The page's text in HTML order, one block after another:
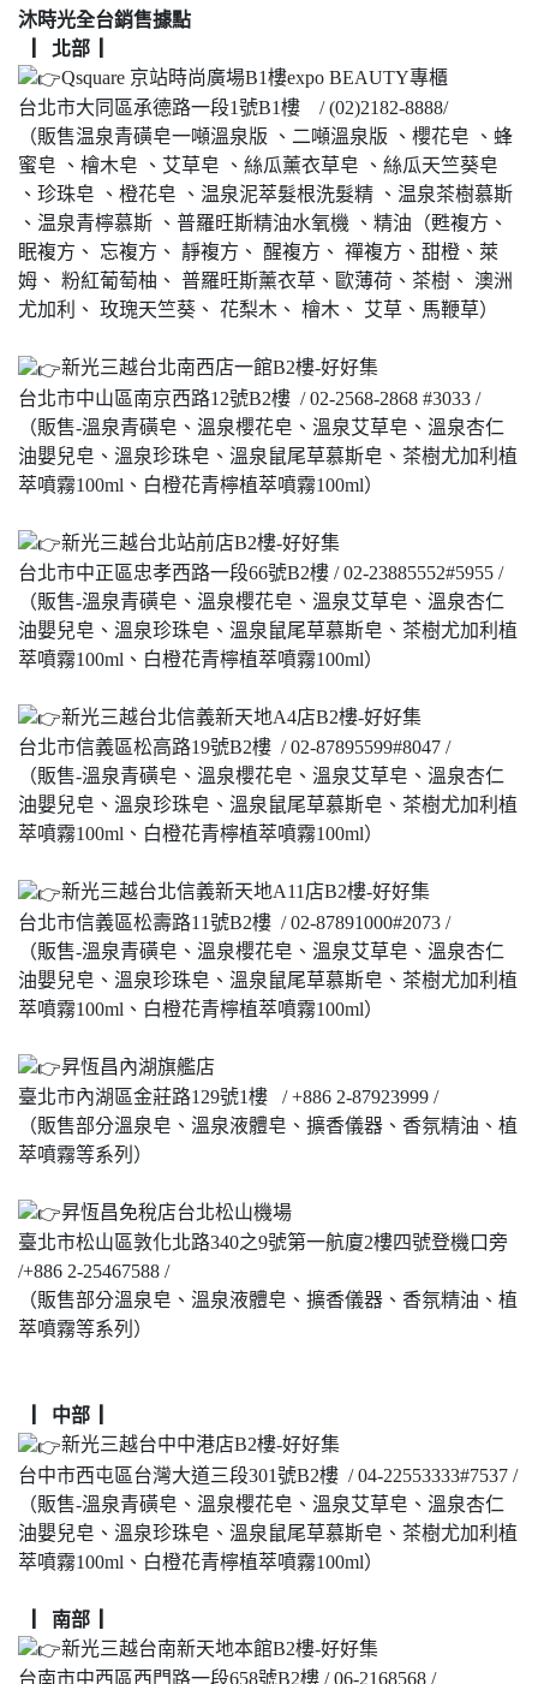
沐時光全台銷售據點
▏北部 ▏
Qsquare 京站時尚廣場B1樓expo BEAUTY專櫃
台北市大同區承德路一段1號B1樓 / (02)2182-8888/
（販售温泉青磺皂一噸溫泉版 、二噸溫泉版 、櫻花皂 、蜂
蜜皂 、檜木皂 、艾草皂 、絲瓜薰衣草皂 、絲瓜天竺葵皂
、珍珠皂 、橙花皂 、温泉泥萃髮根洗髮精 、温泉茶樹慕斯
、温泉青檸慕斯 、普羅旺斯精油水氧機 、精油（甦複方、
眠複方、 忘複方、 靜複方、 醒複方、 禪複方、甜橙、萊
姆、 粉紅葡萄柚、 普羅旺斯薰衣草、歐薄荷、茶樹、 澳洲
尤加利、 玫瑰天竺葵、 花梨木、 檜木、 艾草、馬鞭草）
新光三越台北南西店一館B2樓-好好集
台北市中山區南京西路12號B2樓 / 02-2568-2868 #3033 /
（販售-溫泉青磺皂、溫泉櫻花皂、溫泉艾草皂、溫泉杏仁
油嬰兒皂、溫泉珍珠皂、溫泉鼠尾草慕斯皂、茶樹尤加利植
萃噴霧100ml、白橙花青檸植萃噴霧100ml）
新光三越台北站前店B2樓-好好集
台北市中正區忠孝西路一段66號B2樓 / 02-23885552#5955 /
（販售-溫泉青磺皂、溫泉櫻花皂、溫泉艾草皂、溫泉杏仁
油嬰兒皂、溫泉珍珠皂、溫泉鼠尾草慕斯皂、茶樹尤加利植
萃噴霧100ml、白橙花青檸植萃噴霧100ml）
新光三越台北信義新天地A4店B2樓-好好集
台北市信義區松高路19號B2樓 / 02-87895599#8047 /
（販售-溫泉青磺皂、溫泉櫻花皂、溫泉艾草皂、溫泉杏仁
油嬰兒皂、溫泉珍珠皂、溫泉鼠尾草慕斯皂、茶樹尤加利植
萃噴霧100ml、白橙花青檸植萃噴霧100ml）
新光三越台北信義新天地A11店B2樓-好好集
台北市信義區松壽路11號B2樓 / 02-87891000#2073 /
（販售-溫泉青磺皂、溫泉櫻花皂、溫泉艾草皂、溫泉杏仁
油嬰兒皂、溫泉珍珠皂、溫泉鼠尾草慕斯皂、茶樹尤加利植
萃噴霧100ml、白橙花青檸植萃噴霧100ml）
昇恆昌內湖旗艦店
臺北市內湖區金莊路129號1樓 / +886 2-87923999 /
（販售部分溫泉皂、溫泉液體皂、擴香儀器、香氛精油、植
萃噴霧等系列）
昇恆昌免稅店台北松山機場
臺北市松山區敦化北路340之9號第一航廈2樓四號登機口旁
/+886 2-25467588 /
（販售部分溫泉皂、溫泉液體皂、擴香儀器、香氛精油、植
萃噴霧等系列）
▏中部 ▏
新光三越台中中港店B2樓-好好集
台中市西屯區台灣大道三段301號B2樓 / 04-22553333#7537 /
（販售-溫泉青磺皂、溫泉櫻花皂、溫泉艾草皂、溫泉杏仁
油嬰兒皂、溫泉珍珠皂、溫泉鼠尾草慕斯皂、茶樹尤加利植
萃噴霧100ml、白橙花青檸植萃噴霧100ml）
▏南部 ▏
新光三越台南新天地本館B2樓-好好集
台南市中西區西門路一段658號B2樓 / 06-2168568 /